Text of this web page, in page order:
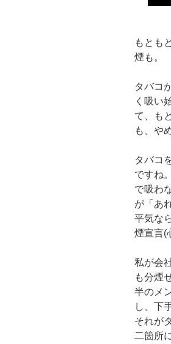
もとも
煙も。
タバコ
く吸い
て、も
も、や
タバコ
ですね
で吸わ
が「あ
平気な
煙宣言(
私が会
も分煙
半のメ
し、下
それが
二箇所